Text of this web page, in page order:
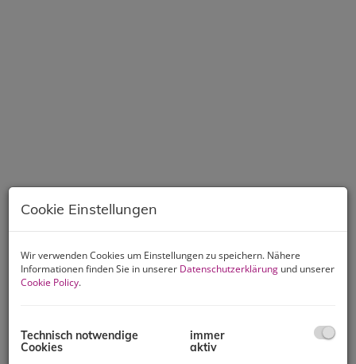
Cookie Einstellungen
Wir verwenden Cookies um Einstellungen zu speichern. Nähere
Informationen finden Sie in unserer Datenschutzerklärung und unserer
Cookie Policy.
Technisch notwendige
Cookies
immer
aktiv